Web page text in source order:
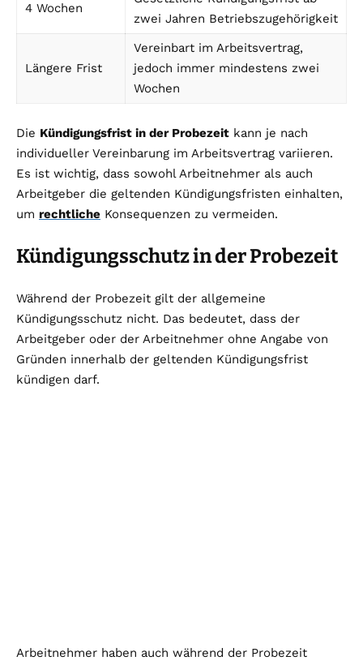
4 Wochen
zwei Jahren Betriebszugehörigkeit
Längere Frist
Vereinbart im Arbeitsvertrag,
jedoch immer mindestens zwei
Wochen
Die Kündigungsfrist in der Probezeit kann je nach
individueller Vereinbarung im Arbeitsvertrag variieren.
Es ist wichtig, dass sowohl Arbeitnehmer als auch
Arbeitgeber die geltenden Kündigungsfristen einhalten,
um rechtliche Konsequenzen zu vermeiden.
Kündigungsschutz in der Probezeit
Während der Probezeit gilt der allgemeine
Kündigungsschutz nicht. Das bedeutet, dass der
Arbeitgeber oder der Arbeitnehmer ohne Angabe von
Gründen innerhalb der geltenden Kündigungsfrist
kündigen darf.
Arbeitnehmer haben auch während der Probezeit